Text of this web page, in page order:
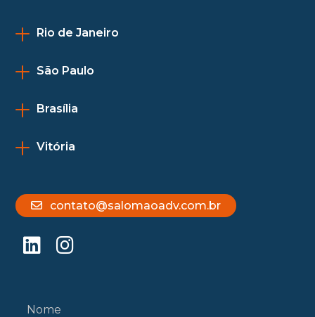
Rio de Janeiro
São Paulo
Brasília
Vitória
contato@salomaoadv.com.br